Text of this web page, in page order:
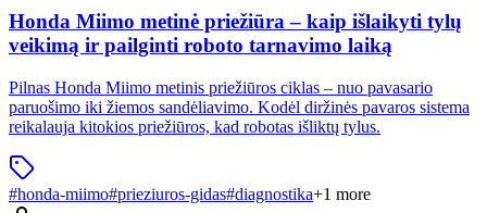
Honda Miimo metinė priežiūra – kaip išlaikyti tylų
veikimą ir pailginti roboto tarnavimo laiką
Pilnas Honda Miimo metinis priežiūros ciklas – nuo pavasario
paruošimo iki žiemos sandėliavimo. Kodėl diržinės pavaros sistema
reikalauja kitokios priežiūros, kad robotas išliktų tylus.
#honda-miimo#prieziuros-gidas#diagnostika+1 more